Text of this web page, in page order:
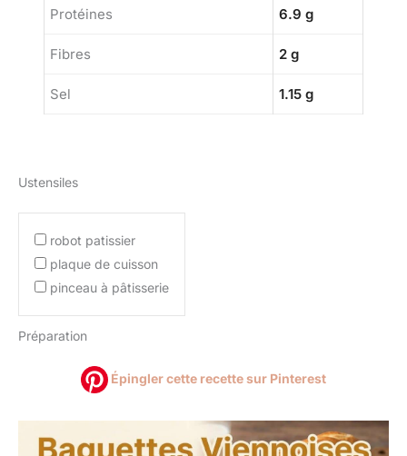
Protéines 6.9 g
Fibres 2 g
Sel 1.15 g
Ustensiles
robot patissier
plaque de cuisson
pinceau à pâtisserie
Préparation
Épingler cette recette sur Pinterest